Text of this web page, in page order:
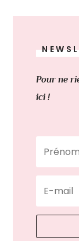
Pour ne
ici !